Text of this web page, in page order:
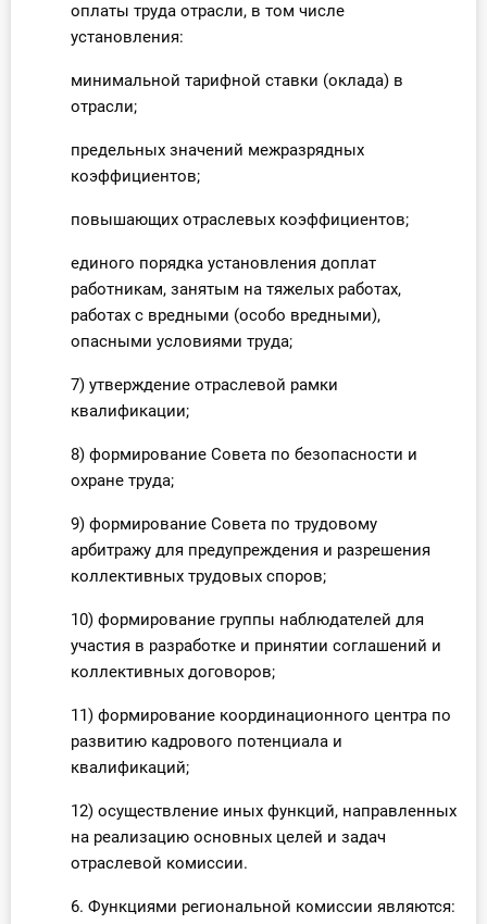
оплаты труда отрасли, в том числе
установления:
минимальной тарифной ставки (оклада) в
отрасли;
предельных значений межразрядных
коэффициентов;
повышающих отраслевых коэффициентов;
единого порядка установления доплат
работникам, занятым на тяжелых работах,
работах с вредными (особо вредными),
опасными условиями труда;
7) утверждение отраслевой рамки
квалификации;
8) формирование Совета по безопасности и
охране труда;
9) формирование Совета по трудовому
арбитражу для предупреждения и разрешения
коллективных трудовых споров;
10) формирование группы наблюдателей для
участия в разработке и принятии соглашений и
коллективных договоров;
11) формирование координационного центра по
развитию кадрового потенциала и
квалификаций;
12) осуществление иных функций, направленных
на реализацию основных целей и задач
отраслевой комиссии.
6. Функциями региональной комиссии являются: